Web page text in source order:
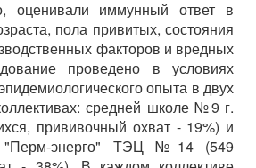
оценивали иммунный ответ в
пола привитых, состояния
факторов и вредных
проведено в условиях
опыта в двух
средней школе №9 г.
прививочный охват - 19%) и
"Перм-энерго" ТЭЦ №14 (549